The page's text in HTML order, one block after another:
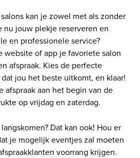
kan je zowel met als zonder
nu jouw plekje reserveren en
en professionele service?
website of app je favoriete salon
afspraak. Kies de perfecte
jou het beste uitkomt, en klaar!
afspraak aan het begin van de
op vrijdag en zaterdag.
Dat kan ook! Hou er
je mogelijk eventjes zal moeten
voorrang krijgen.